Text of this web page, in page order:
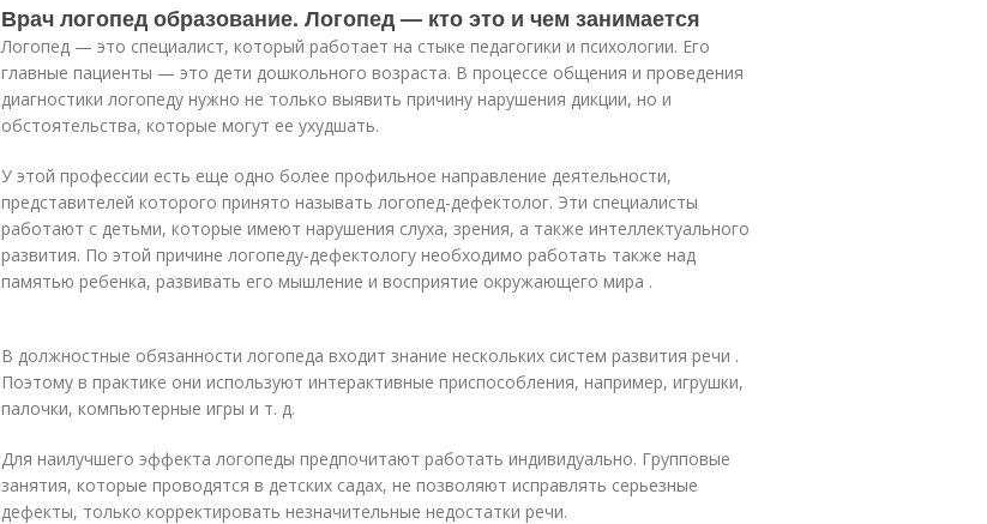
Врач логопед образование. Логопед — кто это и чем занимается
Логопед — это специалист, который работает на стыке педагогики и психологии. Его
главные пациенты — это дети дошкольного возраста. В процессе общения и проведения
диагностики логопеду нужно не только выявить причину нарушения дикции, но и
обстоятельства, которые могут ее ухудшать.
У этой профессии есть еще одно более профильное направление деятельности,
представителей которого принято называть логопед-дефектолог. Эти специалисты
работают с детьми, которые имеют нарушения слуха, зрения, а также интеллектуального
развития. По этой причине логопеду-дефектологу необходимо работать также над
памятью ребенка, развивать его мышление и восприятие окружающего мира .
В должностные обязанности логопеда входит знание нескольких систем развития речи .
Поэтому в практике они используют интерактивные приспособления, например, игрушки,
палочки, компьютерные игры и т. д.
Для наилучшего эффекта логопеды предпочитают работать индивидуально. Групповые
занятия, которые проводятся в детских садах, не позволяют исправлять серьезные
дефекты, только корректировать незначительные недостатки речи.